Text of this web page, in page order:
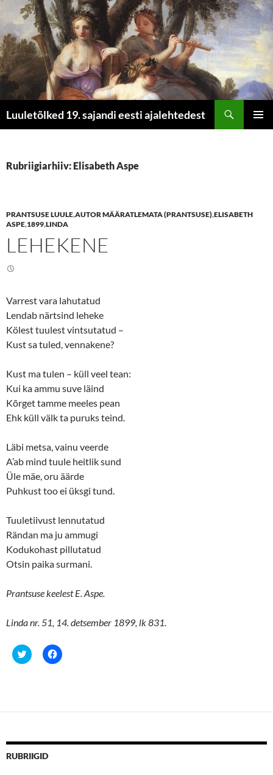
Luuletõlked 19. sajandi eesti ajalehtedest
Rubriigiarhiiv: Elisabeth Aspe
PRANTSUSE LUULE,AUTOR MÄÄRATLEMATA (PRANTSUSE),ELISABETH
ASPE,1899,LINDA
LEHEKENE
Varrest vara lahutatud
Lendab närtsind leheke
Kölest tuulest vintsutatud ­–
Kust sa tuled, vennakene?
Kust ma tulen – küll veel tean:
Kui ka ammu suve läind
Kõrget tamme meeles pean
Ehk küll välk ta puruks teind.
Läbi metsa, vainu veerde
A’ab mind tuule heitlik sund
Üle mäe, oru äärde
Puhkust too ei üksgi tund.
Tuuletiivust lennutatud
Rändan ma ju ammugi
Kodukohast pillutatud
Otsin paika surmani.
Prantsuse keelest E. Aspe.
Linda nr. 51, 14. detsember 1899, lk 831.
C
l
h
e
o
n
C
l
h
e
o
RUBRIIGID